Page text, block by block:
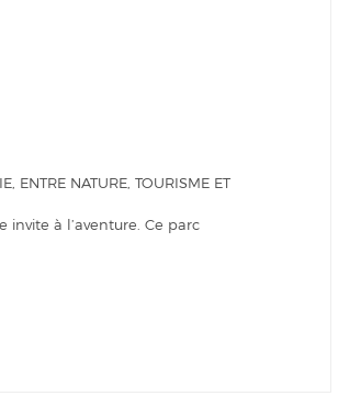
ENTRE NATURE, TOURISME ET
à l’aventure. Ce parc